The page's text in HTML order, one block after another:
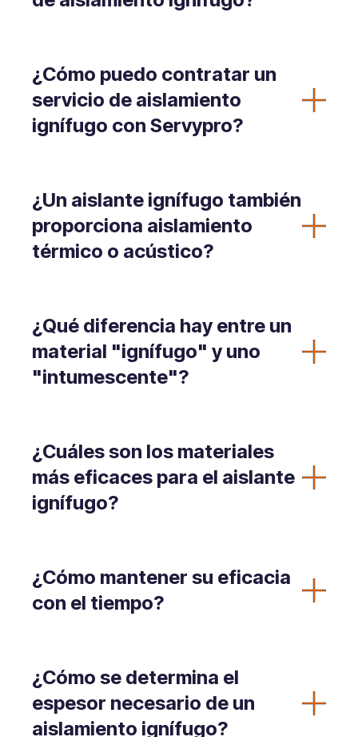
¿Cómo puedo contratar un
servicio de aislamiento
ignífugo con Servypro?
¿Un aislante ignífugo también
proporciona aislamiento
térmico o acústico?
¿Qué diferencia hay entre un
material "ignífugo" y uno
"intumescente"?
¿Cuáles son los materiales
más eficaces para el aislante
ignífugo?
¿Cómo mantener su eficacia
con el tiempo?
¿Cómo se determina el
espesor necesario de un
aislamiento ignífugo?